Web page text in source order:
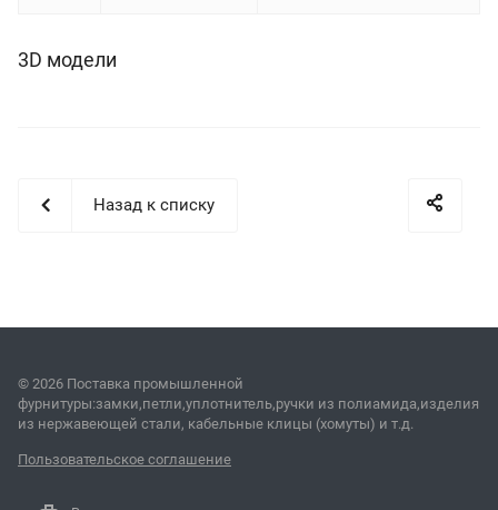
3D модели
Назад к списку
© 2026 Поставка промышленной
фурнитуры:замки,петли,уплотнитель,ручки из полиамида,изделия
из нержавеющей стали, кабельные клицы (хомуты) и т.д.
Пользовательское соглашение